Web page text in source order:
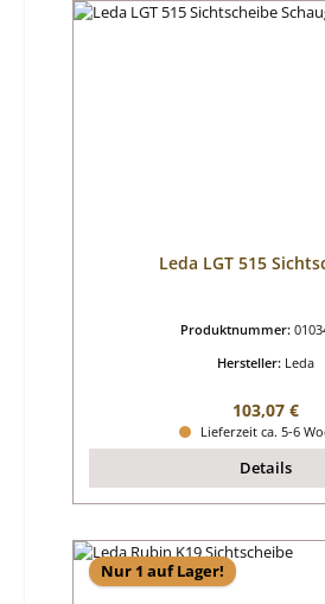
Leda LGT 515
Produktnummer:
Hersteller: Leda
Regulärer
103,07 €
Lieferzeit ca. 5-6
Details
Nur 1 auf Lager!